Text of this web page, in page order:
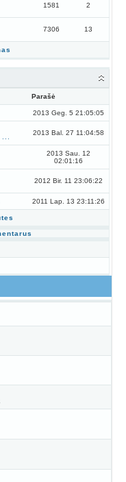
1581 2
7306 13
Parašė
2013 Geg. 5 21:05:05
2013 Bal. 27 11:04:58
2013 Sau. 12
02:01:16
2012 Bir. 11 23:06:22
2011 Lap. 13 23:11:26